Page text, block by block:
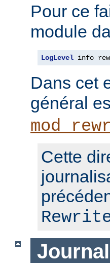
Pour ce
module
LogLevel info
Dans cet
général
Cette